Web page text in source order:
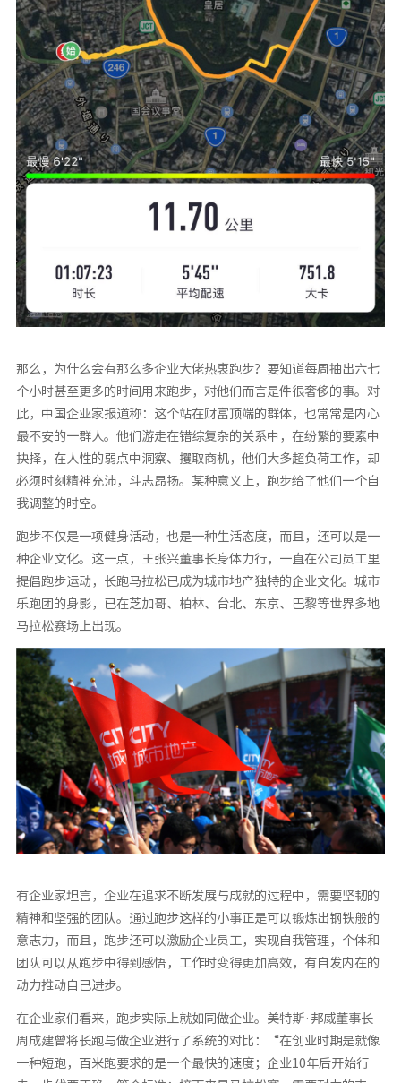
那么，为什么会有那么多企业大佬热衷跑步？要知道每周抽出六七
个小时甚至更多的时间用来跑步，对他们而言是件很奢侈的事。对
此，中国企业家报道称：这个站在财富顶端的群体，也常常是内心
最不安的一群人。他们游走在错综复杂的关系中，在纷繁的要素中
抉择，在人性的弱点中洞察、攫取商机，他们大多超负荷工作，却
必须时刻精神充沛，斗志昂扬。某种意义上，跑步给了他们一个自
我调整的时空。
跑步不仅是一项健身活动，也是一种生活态度，而且，还可以是一
种企业文化。这一点，王张兴董事长身体力行，一直在公司员工里
提倡跑步运动，长跑马拉松已成为城市地产独特的企业文化。城市
乐跑团的身影，已在芝加哥、柏林、台北、东京、巴黎等世界多地
马拉松赛场上出现。
有企业家坦言，企业在追求不断发展与成就的过程中，需要坚韧的
精神和坚强的团队。通过跑步这样的小事正是可以锻炼出钢铁般的
意志力，而且，跑步还可以激励企业员工，实现自我管理，个体和
团队可以从跑步中得到感悟，工作时变得更加高效，有自发内在的
动力推动自己进步。
在企业家们看来，跑步实际上就如同做企业。美特斯·邦威董事长
周成建曾将长跑与做企业进行了系统的对比：“在创业时期是就像
一种短跑，百米跑要求的是一个最快的速度；企业10年后开始行